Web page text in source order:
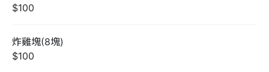
$100
炸雞塊(8塊)
$100